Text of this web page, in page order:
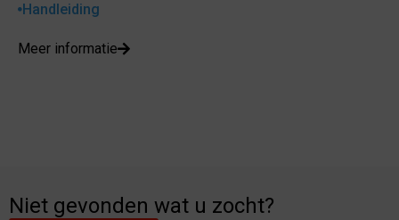
Handleiding
Meer informatie
Niet gevonden wat u zocht?